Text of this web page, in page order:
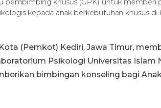
pembimbing khusus (GPK) untuk memberi
kepada anak berkebutuhan khusus di
(Pemkot) Kediri, Jawa Timur,
Psikologi Universitas Islam
bimbingan konseling bagi